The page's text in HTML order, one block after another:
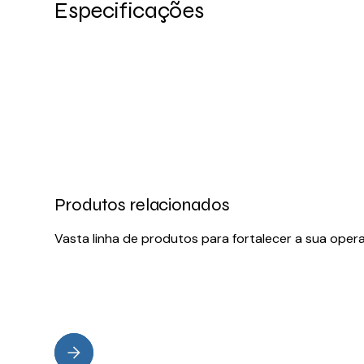
Especificações
Produtos relacionados
Vasta linha de produtos para fortalecer a sua